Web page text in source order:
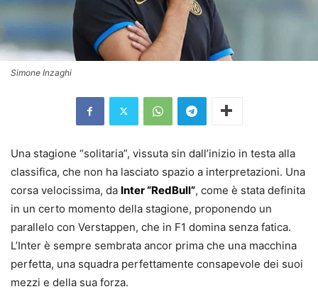
Simone Inzaghi
Una stagione “solitaria”, vissuta sin dall’inizio in testa alla
classifica, che non ha lasciato spazio a interpretazioni. Una
corsa velocissima, da Inter “RedBull”, come è stata definita
in un certo momento della stagione, proponendo un
parallelo con Verstappen, che in F1 domina senza fatica.
L’Inter è sempre sembrata ancor prima che una macchina
perfetta, una squadra perfettamente consapevole dei suoi
mezzi e della sua forza.